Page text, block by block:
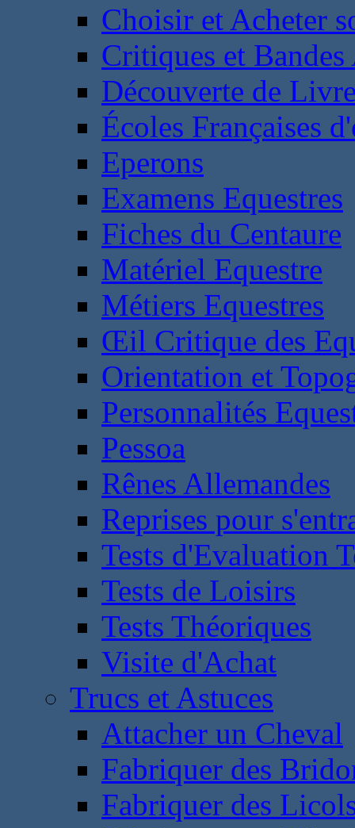
Choisir et Acheter
Critiques et
Découverte de
Écoles Françaises
Eperons
Examens Equestres
Fiches du Centaure
Matériel Equestre
Métiers Equestres
Œil Critique des
Orientation et
Personnalités
Pessoa
Rênes Allemandes
Reprises pour
Tests d'Evaluation
Tests de Loisirs
Tests Théoriques
Visite d'Achat
Trucs et Astuces
Attacher un Cheval
Fabriquer des
Fabriquer des